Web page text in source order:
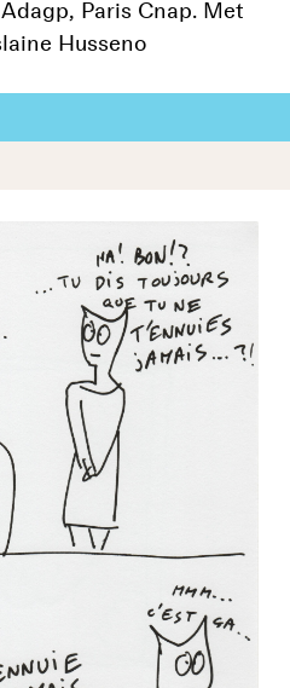
Paris Cnap. Met
Husseno